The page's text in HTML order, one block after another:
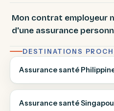
Mon contrat employeur
d'une assurance
DESTINATIONS
Assurance santé
Assurance santé